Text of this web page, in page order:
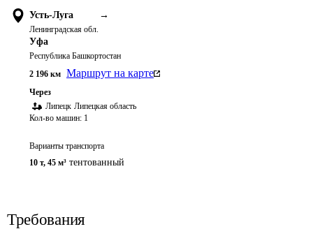
Усть-Луга →
Ленинградская обл.
Уфа
Республика Башкортостан
2 196 км Маршрут на карте
Через
Липецк Липецкая область
Кол-во машин: 1
Варианты транспорта
10 т, 45 м³ тентованный
Требования